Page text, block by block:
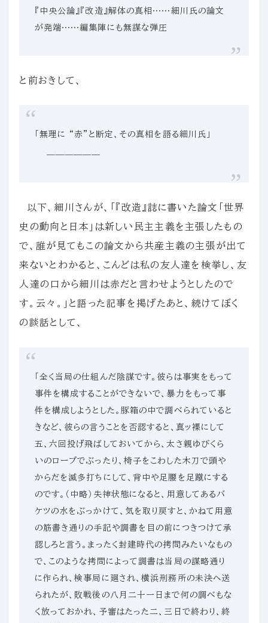
『中央公論』『改造』解体の真相……細川氏の論文
が発端……編集陣にも無謀な弾圧
と前おきして、
「無理に “赤”と断定、その真相を語る細川氏」
——————
以下、細川さんが、「『改造』誌に書いた論文「世界
史の動向と日本」は新しい民主主義を主張したもの
で、誰が見てもこの論文から共産主義の主張が出て
来ないとわかると、こんどは私の友人達を検挙し、友
人達の口から細川は赤だと言わせようとしたので
す。云々。」と語った記事を掲げたあと、続けてぼく
の談話として、
「全く当局の仕組んだ陰謀です。彼らは事実をもって
事件を構成することができないで、暴力をもって事
件を構成しようとした。豚箱の中で調べられていると
きなど、彼らの言うことを否認すると、真ッ裸にして
五、六回投げ飛ばしておいてから、太さ親ゆびくら
いのロープでぶったり、椅子をこわした木刀で頭や
からだを滅多打ちにして、背中や足腰を足蹴にする
のです。（中略）失神状態になると、用意してあるバ
ケツの水をぶっかけて、気を取り戻すと、かねて用意
の筋書き通りの手記や調書を目の前につきつけて承
認しろと言う。まったく封建時代の拷問みたいなもの
で、このような拷問によって調書は当局の謀略通り
に作られ、検事局に廻され、横浜刑務所の未決へ送
られたが、敗戦後の八月二十一日まで何の調べもな
く放っておかれ、予審はたった二、三日で終わり、終